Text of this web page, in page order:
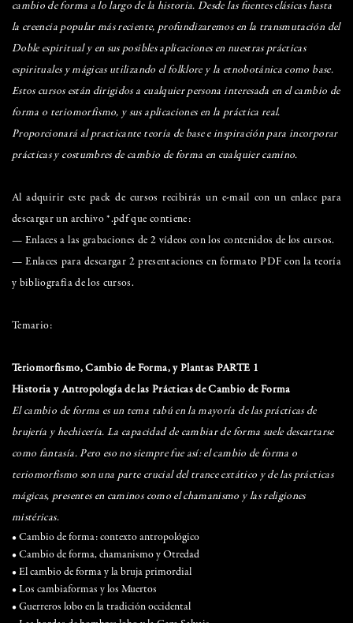
cambio de forma a lo largo de la historia. Desde las fuentes clásicas hasta
la creencia popular más reciente, profundizaremos en la transmutación del
Doble espiritual y en sus posibles aplicaciones en nuestras prácticas
espirituales y mágicas utilizando el folklore y la etnobotánica como base.
Estos cursos están dirigidos a cualquier persona interesada en el cambio de
forma o teriomorfismo, y sus aplicaciones en la práctica real.
Proporcionará al practicante teoría de base e inspiración para incorporar
prácticas y costumbres de cambio de forma en cualquier camino.
Al adquirir este pack de cursos recibirás un e-mail con un enlace para
descargar un archivo *.pdf que contiene:
— Enlaces a las grabaciones de 2 vídeos con los contenidos de los cursos.
— Enlaces para descargar 2 presentaciones en formato PDF con la teoría
y bibliografía de los cursos.
Temario:
Teriomorfismo, Cambio de Forma, y Plantas PARTE 1
Historia y Antropología de las Prácticas de Cambio de Forma
El cambio de forma es un tema tabú en la mayoría de las prácticas de
brujería y hechicería. La capacidad de cambiar de forma suele descartarse
como fantasía. Pero eso no siempre fue así: el cambio de forma o
teriomorfismo son una parte crucial del trance extático y de las prácticas
mágicas, presentes en caminos como el chamanismo y las religiones
mistéricas.
• Cambio de forma: contexto antropológico
• Cambio de forma, chamanismo y Otredad
• El cambio de forma y la bruja primordial
• Los cambiaformas y los Muertos
• Guerreros lobo en la tradición occidental